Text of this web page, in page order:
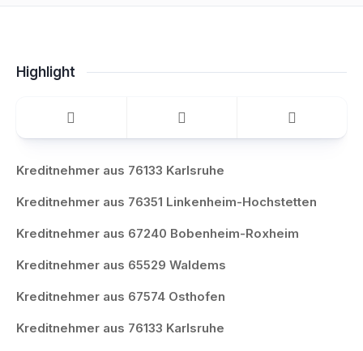
Highlight
Kreditnehmer aus 76133 Karlsruhe
Kreditnehmer aus 76351 Linkenheim-Hochstetten
Kreditnehmer aus 67240 Bobenheim-Roxheim
Kreditnehmer aus 65529 Waldems
Kreditnehmer aus 67574 Osthofen
Kreditnehmer aus 76133 Karlsruhe